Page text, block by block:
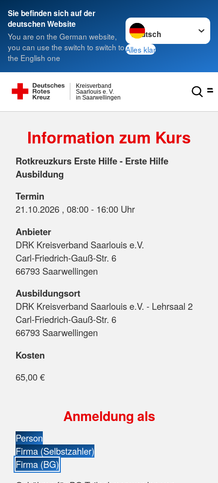
Sie befinden sich auf der
deutschen Website
You are on the German website,
you can use the switch to switch to
the English one
Sprache wechseln zu
Alles klar
in Saarwellingen
Saarlouis e. V.
Kreisverband
Information zum Kurs
Rotkreuzkurs Erste Hilfe - Erste Hilfe
Ausbildung
Termin
21.10.2026 , 08:00 - 16:00 Uhr
Anbieter
DRK Kreisverband Saarlouis e.V.
Carl-Friedrich-Gauß-Str. 6
66793 Saarwellingen
Ausbildungsort
DRK Kreisverband Saarlouis e.V. - Lehrsaal 2
Carl-Friedrich-Gauß-Str. 6
66793 Saarwellingen
Kosten
65,00 €
Anmeldung als
Person
Firma (Selbstzahler)
Firma (BG)